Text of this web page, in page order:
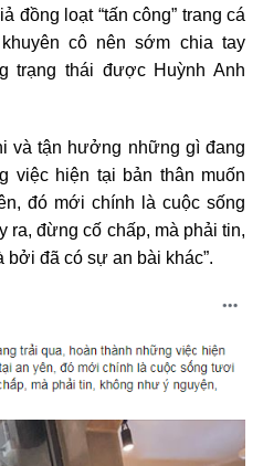
đồng loạt “tấn công” trang cá
cô nên sớm chia tay
trạng thái được Huỳnh Anh
và tận hưởng những gì đang
việc hiện tại bản thân muốn
đó mới chính là cuộc sống
ra, đừng cố chấp, mà phải tin,
bởi đã có sự an bài khác”.